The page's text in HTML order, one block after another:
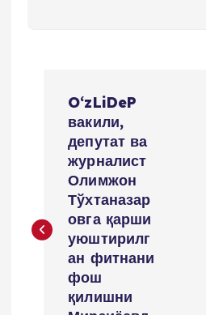
n
O‘zLiDeP
вакили,
депутат ва
журналист
Олимжон
Тўхтаназар
овга қарши
уюштирилг
ан фитнани
фош
қилишни